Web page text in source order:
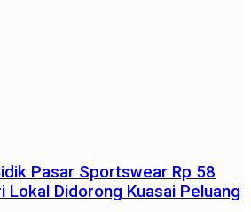
Pasar Sportswear Rp 58
Lokal Didorong Kuasai Peluang